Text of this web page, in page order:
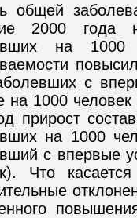
общей
2000 года
на 1000
с
на 1000
прирост
на 1000
с впервые
Что